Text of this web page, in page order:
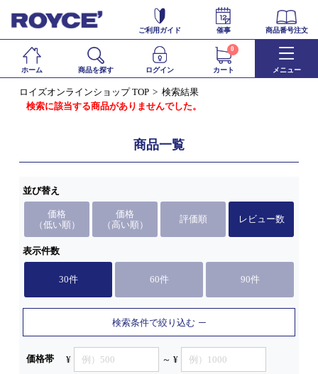
ご利用ガイド 催事 商品番号注文
ホーム 商品を探す ログイン カート
0
メニュー
ロイズオンラインショップ TOP
検索結果
検索に該当する商品がありませんでした。
商品一覧
並び替え
価格
（低い順）
価格
（高い順）
評価順 レビュー数
表示件数
30件 60件 90件
検索条件で絞り込む
価格帯 ¥ ～ ¥